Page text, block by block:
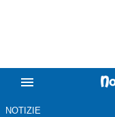
NOTIZIE